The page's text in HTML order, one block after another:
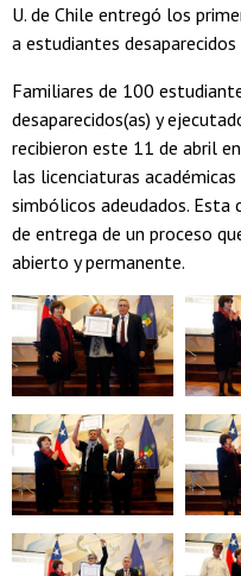
U. de Chile entregó los
a estudiantes
Familiares de 100
desaparecidos(as) y
recibieron este 11 de abril
las licenciaturas
simbólicos adeudados. Esta
de entrega de un proceso
abierto y permanente.
Zoom
Zoom
Zoom Zoom
Zoom Zoom